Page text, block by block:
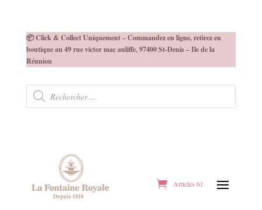
📦 Click & Collect Uniquement – Commandez en ligne, retirez en
boutique au 49 rue victor mac auliffe, 97400 St-Denis – Ile de la
Réunion
Recherche
produits
Articles 61